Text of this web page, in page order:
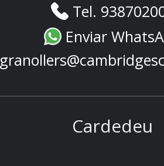
Tel.
Enviar
Cardedeu